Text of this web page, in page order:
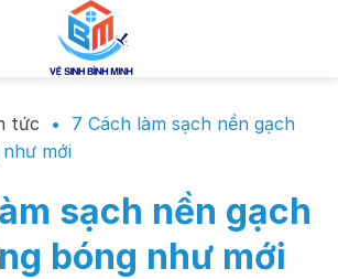
tức •
7 Cách làm sạch nền gạch
mới
sạch nền gạch
bóng như mới